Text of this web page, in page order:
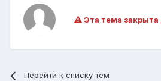
Эта тема
Перейти к списку тем